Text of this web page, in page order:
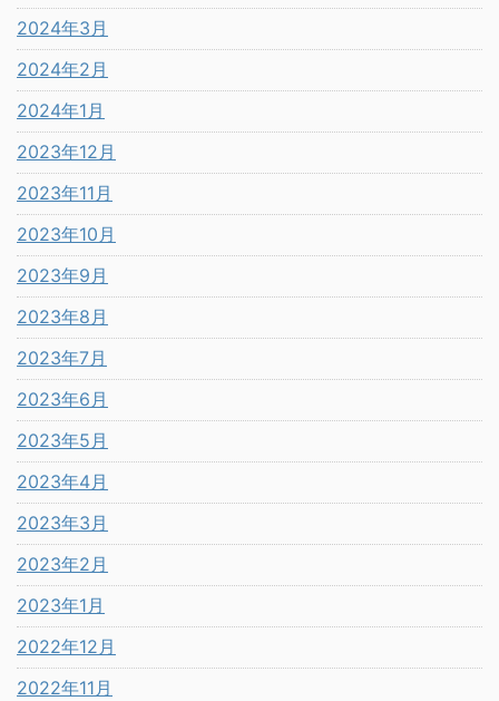
2024年3月
2024年2月
2024年1月
2023年12月
2023年11月
2023年10月
2023年9月
2023年8月
2023年7月
2023年6月
2023年5月
2023年4月
2023年3月
2023年2月
2023年1月
2022年12月
2022年11月